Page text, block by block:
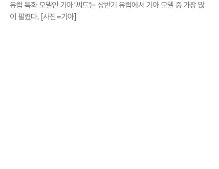
유럽 특화 모델인 기아 '씨드'는 상반기 유럽에서 기아 모델 중 가장 많
이 팔렸다. [사진=기아]